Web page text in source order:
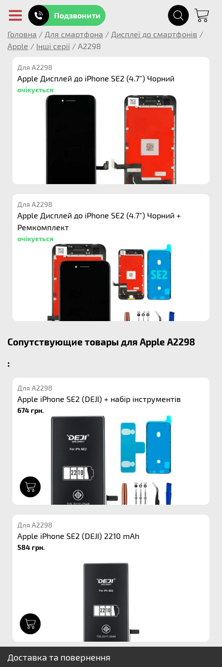
Подзвонити
Головна / Для смартфона / Дисплеї до смартфонів /
Apple / Інші серії / A2298
Для A2298
Apple Дисплей до iPhone SE2 (4.7") Чорний
очікується
Для A2298
Apple Дисплей до iPhone SE2 (4.7") Чорний +
Ремкомплект
очікується
Сопутствующие товары для Apple A2298
:
Для A2298
Apple iPhone SE2 (DEJI) + набір інструментів
674 грн.
Для A2298
Apple iPhone SE2 (DEJI) 2210 mAh
584 грн.
Доставка та повернення